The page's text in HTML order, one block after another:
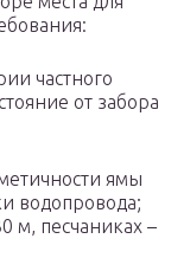
частного
от забора
ямы
водопровода;
м, песчаниках –